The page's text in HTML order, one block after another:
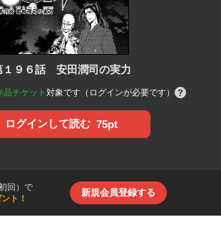
１９６話 安田潤司の実力
品チケット 対象です（ログインが必要です）
ログインして読む 75pt
回）で
ト！
新規会員登録する